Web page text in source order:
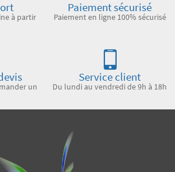
à partir
Paiement sécurisé
Paiement en ligne 100% sécurisé
un
Service client
Du lundi au vendredi de 9h à 18h